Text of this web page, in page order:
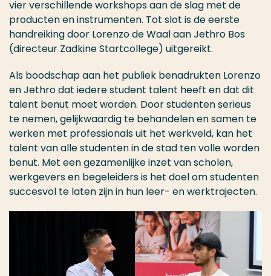
vier verschillende workshops aan de slag met de
producten en instrumenten. Tot slot is de eerste
handreiking door Lorenzo de Waal aan Jethro Bos
(directeur Zadkine Startcollege) uitgereikt.
Als boodschap aan het publiek benadrukten Lorenzo
en Jethro dat iedere student talent heeft en dat dit
talent benut moet worden. Door studenten serieus
te nemen, gelijkwaardig te behandelen en samen te
werken met professionals uit het werkveld, kan het
talent van alle studenten in de stad ten volle worden
benut. Met een gezamenlijke inzet van scholen,
werkgevers en begeleiders is het doel om studenten
succesvol te laten zijn in hun leer- en werktrajecten.